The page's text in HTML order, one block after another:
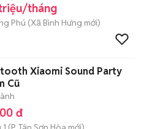
tháng
Phú (Xã Bình Hưng mới)
Xiaomi Sound Party
Cũ
đ